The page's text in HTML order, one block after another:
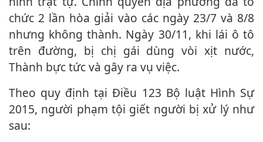
chức 2 lần hòa giải vào các ngày 23/7 và 8/8
nhưng không thành. Ngày 30/11, khi lái ô tô
trên đường, bị chị gái dùng vòi xịt nước,
Thành bực tức và gây ra vụ việc.
Theo quy định tại Điều 123 Bộ luật Hình Sự
2015, người phạm tội giết người bị xử lý như
sau: